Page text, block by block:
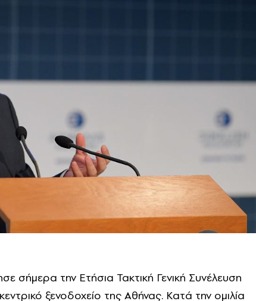
σήμερα την Ετήσια Τακτική Γενική Συνέλευση
ξενοδοχείο της Αθήνας. Κατά την ομιλία